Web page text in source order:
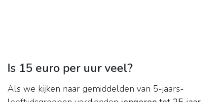
Is 15 euro per uur veel?
Als we kijken naar gemiddelden van 5-jaars-